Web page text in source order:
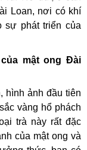
Loan, nơi có khí
sự phát triển của
mật ong Đài
hình ảnh đầu tiên
vàng hổ phách
trà này rất đặc
của mật ong và